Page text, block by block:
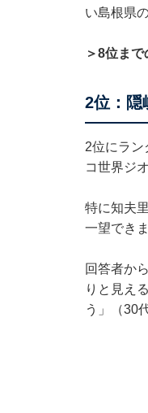
い島根県
＞8位ま
2位：隠
2位にラン
コ世界ジ
特に知夫
一望できま
回答者か
りと見え
う」（30